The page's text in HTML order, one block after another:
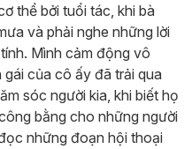
thể bởi tuổi tác, khi bà
và phải nghe những lời
Mình cảm động vô
của cô ấy đã trải qua
sóc người kia, khi biết họ
bằng cho những người
những đoạn hội thoại